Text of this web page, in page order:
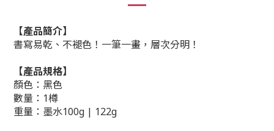
【產品簡介】
書寫易乾、不褪色！一筆一畫，層次分明！
【產品規格】
顏色：黑色
數量：1樽
重量： 墨水100g | 122g